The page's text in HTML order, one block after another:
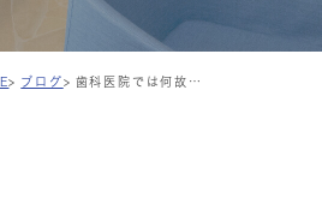
求人案内
ブログ 歯科医院では何故定期健診が勧められるのか…？